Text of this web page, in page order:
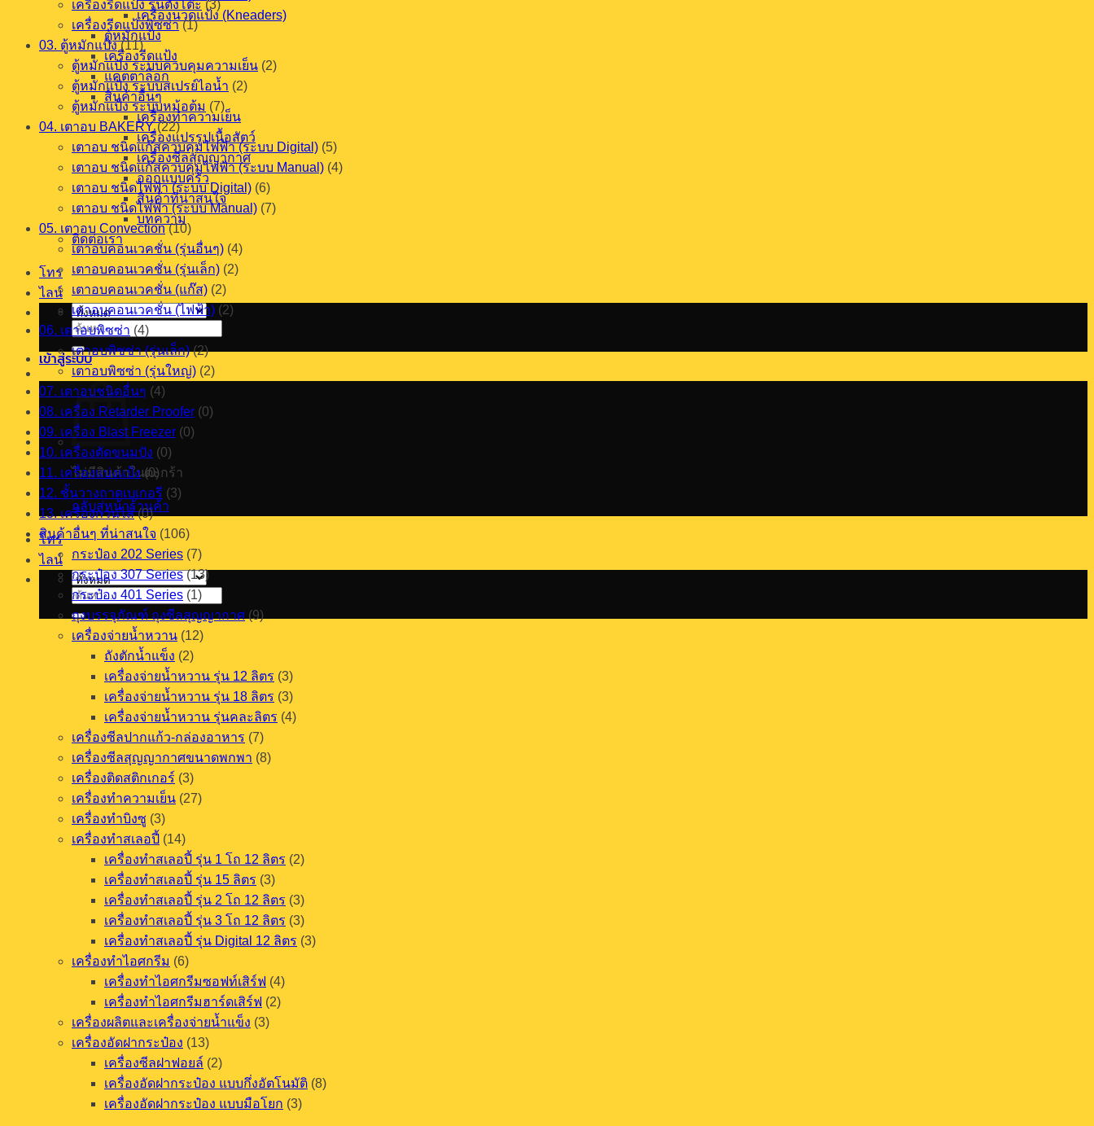
เครื่องนวดแป้ง (Kneaders)
ตู้หมักแป้ง
เครื่องรีดแป้ง
แคตตาล็อก
สินค้าอื่นๆ
เครื่องทำความเย็น
เครื่องแปรรูปเนื้อสัตว์
เครื่องซีลสุญญากาศ
ออกแบบครัว
สินค้าที่น่าสนใจ
บทความ
ติดต่อเรา
โทร
ไลน์
ค้นหา:
เข้าสู่ระบบ
ไม่มีสินค้าในตะกร้า
กลับสู่หน้าร้านค้า
โทร
ไลน์
ค้นหา:
เครื่องรีดแป้ง รุ่นตั้งโต๊ะ (3)
เครื่องรีดแป้งพิซซ่า (1)
03. ตู้หมักแป้ง (11)
ตู้หมักแป้ง ระบบควบคุมความเย็น (2)
ตู้หมักแป้ง ระบบสเปรย์ไอน้ำ (2)
ตู้หมักแป้ง ระบบหม้อต้ม (7)
04. เตาอบ BAKERY (22)
เตาอบ ชนิดแก๊สควบคุมไฟฟ้า (ระบบ Digital) (5)
เตาอบ ชนิดแก๊สควบคุมไฟฟ้า (ระบบ Manual) (4)
เตาอบ ชนิดไฟฟ้า (ระบบ Digital) (6)
เตาอบ ชนิดไฟฟ้า (ระบบ Manual) (7)
05. เตาอบ Convection (10)
เตาอบคอนเวคชั่น (รุ่นอื่นๆ) (4)
เตาอบคอนเวคชั่น (รุ่นเล็ก) (2)
เตาอบคอนเวคชั่น (แก๊ส) (2)
เตาอบคอนเวคชั่น (ไฟฟ้า) (2)
06. เตาอบพิซซ่า (4)
เตาอบพิซซ่า (รุ่นเล็ก) (2)
เตาอบพิซซ่า (รุ่นใหญ่) (2)
07. เตาอบชนิดอื่นๆ (4)
08. เครื่อง Retarder Proofer (0)
09. เครื่อง Blast Freezer (0)
10. เครื่องตัดขนมปัง (0)
11. เครื่องแบ่งแป้ง (0)
12. ชั้นวางถาดเบเกอรี (3)
13. เครื่องกวนไส้ (0)
สินค้าอื่นๆ ที่น่าสนใจ (106)
กระป๋อง 202 Series (7)
กระป๋อง 307 Series (13)
กระป๋อง 401 Series (1)
ถุงบรรจุภัณฑ์ ถุงซีลสุญญากาศ (9)
เครื่องจ่ายน้ำหวาน (12)
ถังตักน้ำแข็ง (2)
เครื่องจ่ายน้ำหวาน รุ่น 12 ลิตร (3)
เครื่องจ่ายน้ำหวาน รุ่น 18 ลิตร (3)
เครื่องจ่ายน้ำหวาน รุ่นคละลิตร (4)
เครื่องซีลปากแก้ว-กล่องอาหาร (7)
เครื่องซีลสุญญากาศขนาดพกพา (8)
เครื่องติดสติกเกอร์ (3)
เครื่องทำความเย็น (27)
เครื่องทำบิงซู (3)
เครื่องทำสเลอปี้ (14)
เครื่องทำสเลอปี้ รุ่น 1 โถ 12 ลิตร (2)
เครื่องทำสเลอปี้ รุ่น 15 ลิตร (3)
เครื่องทำสเลอปี้ รุ่น 2 โถ 12 ลิตร (3)
เครื่องทำสเลอปี้ รุ่น 3 โถ 12 ลิตร (3)
เครื่องทำสเลอปี้ รุ่น Digital 12 ลิตร (3)
เครื่องทำไอศกรีม (6)
เครื่องทำไอศกรีมซอฟท์เสิร์ฟ (4)
เครื่องทำไอศกรีมฮาร์ดเสิร์ฟ (2)
เครื่องผลิตและเครื่องจ่ายน้ำแข็ง (3)
เครื่องอัดฝากระป๋อง (13)
เครื่องซีลฝาฟอยล์ (2)
เครื่องอัดฝากระป๋อง แบบกึ่งอัตโนมัติ (8)
เครื่องอัดฝากระป๋อง แบบมือโยก (3)